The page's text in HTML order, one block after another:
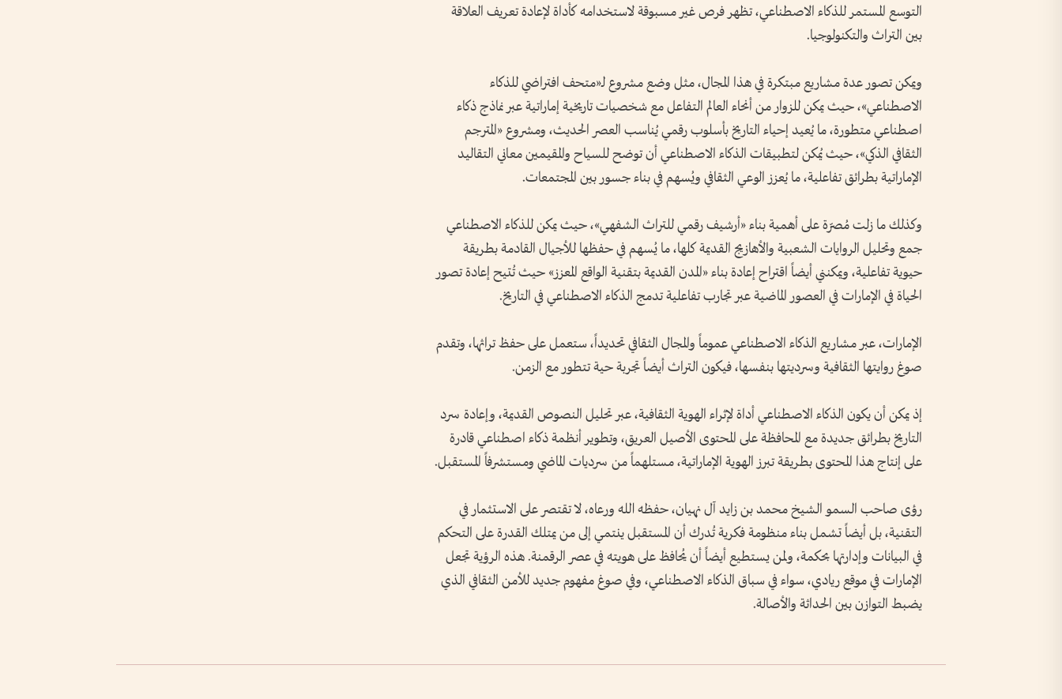
التوسع المستمر للذكاء الاصطناعي، تظهر فرص غير مسبوقة لاستخدامه كأداة لإعادة تعريف العلاقة
بين التراث والتكنولوجيا.
ويمكن تصور عدة مشاريع مبتكرة في هذا المجال، مثل وضع مشروع لـ«متحف افتراضي للذكاء
الاصطناعي»، حيث يمكن للزوار من أنحاء العالم التفاعل مع شخصيات تاريخية إماراتية عبر نماذج ذكاء
اصطناعي متطورة، ما يُعيد إحياء التاريخ بأسلوب رقمي يُناسب العصر الحديث، ومشروع «المترجم
الثقافي الذكي»، حيث يُمكن لتطبيقات الذكاء الاصطناعي أن توضح للسياح والمقيمين معاني التقاليد
الإماراتية بطرائق تفاعلية، ما يُعزز الوعي الثقافي ويُسهم في بناء جسور بين المجتمعات.
وكذلك ما زلت مُصرّة على أهمية بناء «أرشيف رقمي للتراث الشفهي»، حيث يمكن للذكاء الاصطناعي
جمع وتحليل الروايات الشعبية والأهازيج القديمة كلها، ما يُسهم في حفظها للأجيال القادمة بطريقة
حيوية تفاعلية، ويمكنني أيضاً اقتراح إعادة بناء «المدن القديمة بتقنية الواقع المعزز» حيث تُتيح إعادة تصور
الحياة في الإمارات في العصور الماضية عبر تجارب تفاعلية تدمج الذكاء الاصطناعي في التاريخ.
الإمارات، عبر مشاريع الذكاء الاصطناعي عموماً والمجال الثقافي تحديداً، ستعمل على حفظ تراثها، وتقدم
صوغ روايتها الثقافية وسرديتها بنفسها، فيكون التراث أيضاً تجربة حية تتطور مع الزمن.
إذ يمكن أن يكون الذكاء الاصطناعي أداة لإثراء الهوية الثقافية، عبر تحليل النصوص القديمة، وإعادة سرد
التاريخ بطرائق جديدة مع المحافظة على المحتوى الأصيل العريق، وتطوير أنظمة ذكاء اصطناعي قادرة
على إنتاج هذا المحتوى بطريقة تبرز الهوية الإماراتية، مستلهماً من سرديات الماضي ومستشرفاً المستقبل.
رؤى صاحب السمو الشيخ محمد بن زايد آل نهيان، حفظه الله ورعاه، لا تقتصر على الاستثمار في
التقنية، بل أيضاً تشمل بناء منظومة فكرية تُدرك أن المستقبل ينتمي إلى من يمتلك القدرة على التحكم
في البيانات وإدارتها بحكمة، ولمن يستطيع أيضاً أن يُحافظ على هويته في عصر الرقمنة. هذه الرؤية تجعل
الإمارات في موقع ريادي، سواء في سباق الذكاء الاصطناعي، وفي صوغ مفهوم جديد للأمن الثقافي الذي
يضبط التوازن بين الحداثة والأصالة.